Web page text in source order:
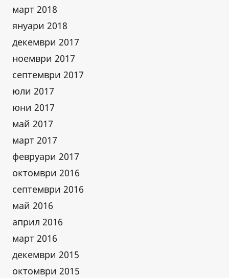
март 2018
януари 2018
декември 2017
ноември 2017
септември 2017
юли 2017
юни 2017
май 2017
март 2017
февруари 2017
октомври 2016
септември 2016
май 2016
април 2016
март 2016
декември 2015
октомври 2015